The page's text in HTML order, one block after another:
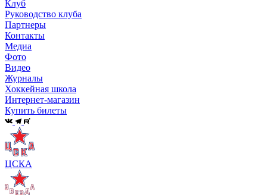
Клуб
Руководство клуба
Партнеры
Контакты
Медиа
Фото
Видео
Журналы
Хоккейная школа
Интернет-магазин
Купить билеты
ЦСКА